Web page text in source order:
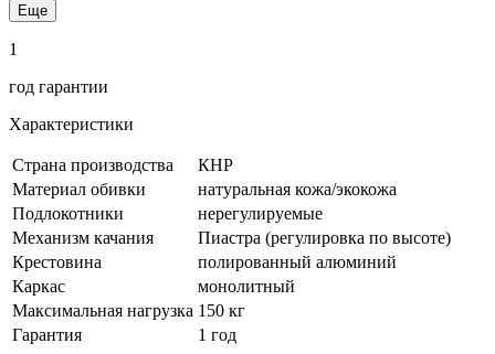
Еще
1
год гарантии
Характеристики
Страна производства
КНР
Материал обивки
натуральная кожа/экокожа
Подлокотники
нерегулируемые
Механизм качания
Пиастра (регулировка по высоте)
Крестовина
полированный алюминий
Каркас
монолитный
Максимальная нагрузка 150 кг
Гарантия
1 год